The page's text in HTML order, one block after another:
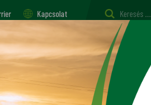
Kapcsolat
Vetőmag, palánta, oltvány